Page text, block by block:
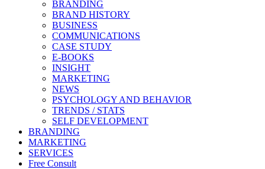
BRANDING
BRAND HISTORY
BUSINESS
COMMUNICATIONS
CASE STUDY
E-BOOKS
INSIGHT
MARKETING
NEWS
PSYCHOLOGY AND BEHAVIOR
TRENDS / STATS
SELF DEVELOPMENT
BRANDING
MARKETING
SERVICES
Free Consult